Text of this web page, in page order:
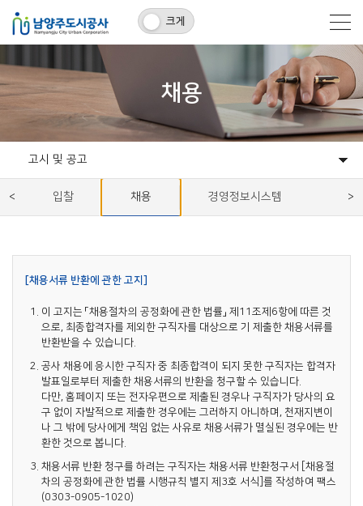
크게
채용
고시 및 공고
공지사항
고시 및 공고
입찰 채용 경영정보시스템
[채용서류 반환에 관한 고지]
이 고지는 「채용절차의 공정화에 관한 법률」 제11조제6항에 따른 것
으로, 최종합격자를 제외한 구직자를 대상으로 기 제출한 채용서류를
반환받을 수 있습니다.
공사 채용에 응시한 구직자 중 최종합격이 되지 못한 구직자는 합격자
발표일로부터 제출한 채용서류의 반환을 청구할 수 있습니다.
다만, 홈페이지 또는 전자우편으로 제출된 경우나 구직자가 당사의 요
구 없이 자발적으로 제출한 경우에는 그러하지 아니하며, 천재지변이
나 그 밖에 당사에게 책임 없는 사유로 채용서류가 멸실된 경우에는 반
환한 것으로 봅니다.
채용서류 반환 청구를 하려는 구직자는 채용서류 반환청구서 [채용절
차의 공정화에 관한 법률 시행규칙 별지 제3호 서식]를 작성하여 팩스
(0303-0905-1020)